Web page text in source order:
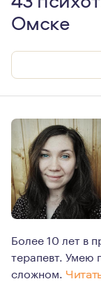
Омске
Более 10 лет в
терапевт. Умею
сложном.